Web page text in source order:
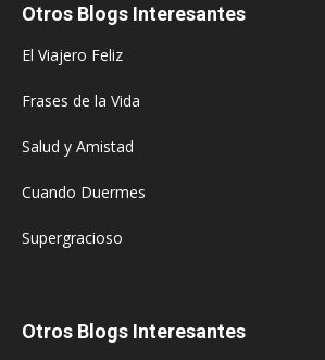
Otros Blogs Interesantes
El Viajero Feliz
Frases de la Vida
Salud y Amistad
Cuando Duermes
Supergracioso
Otros Blogs Interesantes